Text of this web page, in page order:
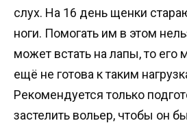
слух. На 16 день щенки
ноги. Помогать им в этом
может встать на лапы, то его
ещё не готова к таким
Рекомендуется только
застелить вольер, чтобы он